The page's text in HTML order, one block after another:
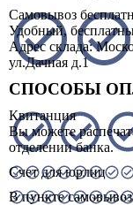
Самовывоз
Удобный,
Адрес склада:
ул.Дачная д.1
СПОСОБЫ
Квитанция
Вы можете
отделении банка.
Счет для юрлиц
В пункте